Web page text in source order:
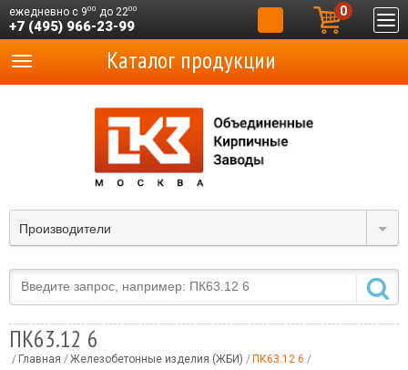
ежедневно с 900 до 2200
+7 (495) 966-23-99
0
Производители
Каталог продукции
ПК63.12 6
Главная Железобетонные изделия (ЖБИ) ПК63.12 6